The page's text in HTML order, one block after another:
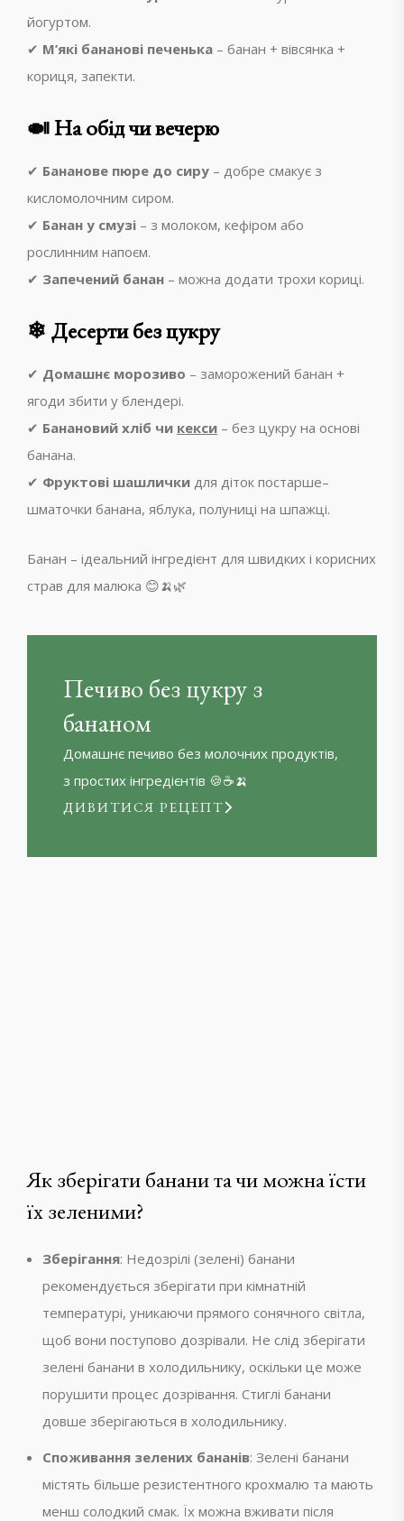
йогуртом.
✔ М’які бананові печенька – банан + вівсянка +
кориця, запекти.
🍛 На обід чи вечерю
✔ Бананове пюре до сиру – добре смакує з
кисломолочним сиром.
✔ Банан у смузі – з молоком, кефіром або
рослинним напоєм.
✔ Запечений банан – можна додати трохи кориці.
❄ Десерти без цукру
✔ Домашнє морозиво – заморожений банан +
ягоди збити у блендері.
✔ Банановий хліб чи кекси – без цукру на основі
банана.
✔ Фруктові шашлички для діток постарше–
шматочки банана, яблука, полуниці на шпажці.
Банан – ідеальний інгредієнт для швидких і корисних
страв для малюка 😊🍌🌿
Печиво без цукру з
бананом
Домашнє печиво без молочних продуктів,
з простих інгредієнтів 🍪☕🍌
ДИВИТИСЯ РЕЦЕПТ
Як зберігати банани та чи можна їсти
їх зеленими?
Зберігання: Недозрілі (зелені) банани
рекомендується зберігати при кімнатній
температурі, уникаючи прямого сонячного світла,
щоб вони поступово дозрівали. Не слід зберігати
зелені банани в холодильнику, оскільки це може
порушити процес дозрівання. Стиглі банани
довше зберігаються в холодильнику.
Споживання зелених бананів: Зелені банани
містять більше резистентного крохмалю та мають
менш солодкий смак. Їх можна вживати після